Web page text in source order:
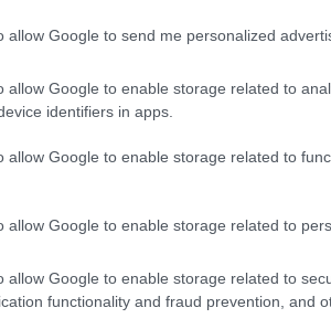
allow Google to send me personalized
allow Google to enable storage related to
identifiers in apps.
allow Google to enable storage related to
allow Google to enable storage related to
allow Google to enable storage related to
functionality and fraud prevention, and
cepljenih 822.734
od 50 let. Z drugim odmerkom je
488.152 starejših od 50 let.
2 novi okužbi s koronavirusom,
0,28.